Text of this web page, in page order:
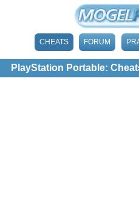
CHEATS FORUM
PlayStation Portable: